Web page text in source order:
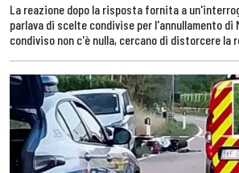
La reazione dopo la risposta fornita a
parlava di scelte condivise per l'annullamento di
condiviso non c'è nulla, cercano di distorcere la